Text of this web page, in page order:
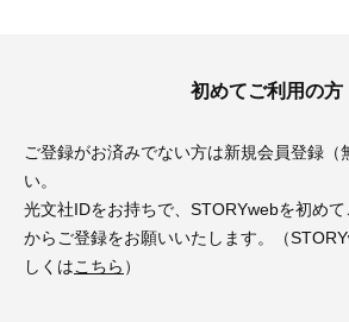
初めてご利用の方
ご登録がお済みでない方は新規会員登録（
い。
光文社IDをお持ちで、STORYwebを初め
からご登録をお願いいたします。（
しくはこちら ）